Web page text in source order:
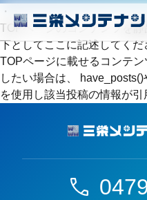
・
TOPページのコンテンツを
下としてここに記述してくだ
TOPページに載せるコンテ
したい場合は、
を使用し該当投稿の情報が引